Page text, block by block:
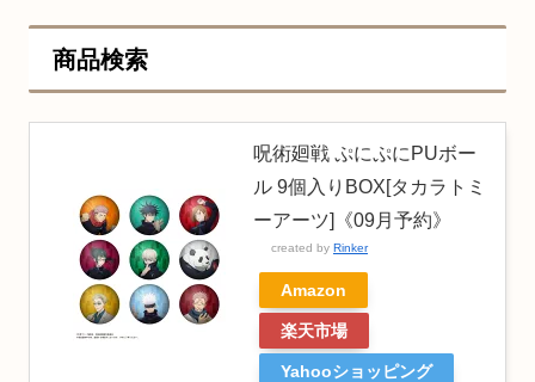
商品検索
呪術廻戦 ぷにぷにPUボー
ル 9個入りBOX[タカラトミ
ーアーツ]《09月予約》
created by Rinker
Amazon
楽天市場
Yahooショッピング